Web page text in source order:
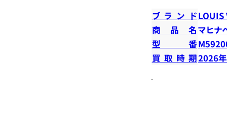
ブランドLOUIS
商品名マヒナ
型番
買取時期2026